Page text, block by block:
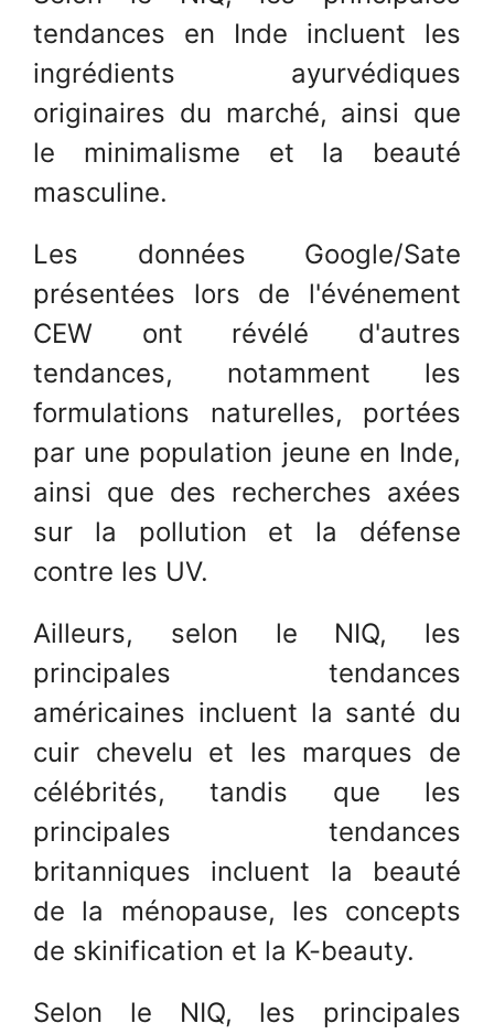
tendances en Inde incluent les
ingrédients ayurvédiques
originaires du marché, ainsi que
le minimalisme et la beauté
masculine.
Les données Google/Sate
présentées lors de l'événement
CEW ont révélé d'autres
tendances, notamment les
formulations naturelles, portées
par une population jeune en Inde,
ainsi que des recherches axées
sur la pollution et la défense
contre les UV.
Ailleurs, selon le NIQ, les
principales tendances
américaines incluent la santé du
cuir chevelu et les marques de
célébrités, tandis que les
principales tendances
britanniques incluent la beauté
de la ménopause, les concepts
de skinification et la K-beauty.
Selon le NIQ, les principales